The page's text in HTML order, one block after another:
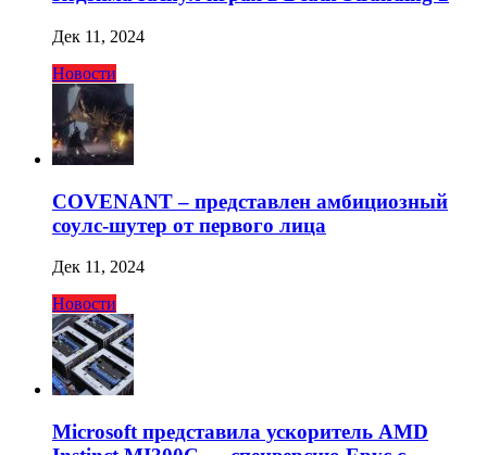
Дек 11, 2024
Новости
COVENANT – представлен амбициозный
соулс-шутер от первого лица
Дек 11, 2024
Новости
Microsoft представила ускоритель AMD